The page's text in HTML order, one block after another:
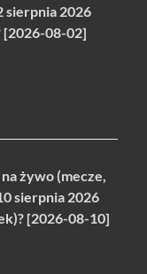
sierpnia 2026
[2026-08-02]
na żywo (mecze,
sierpnia 2026
[2026-08-10]